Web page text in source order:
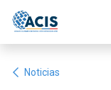
Noticias